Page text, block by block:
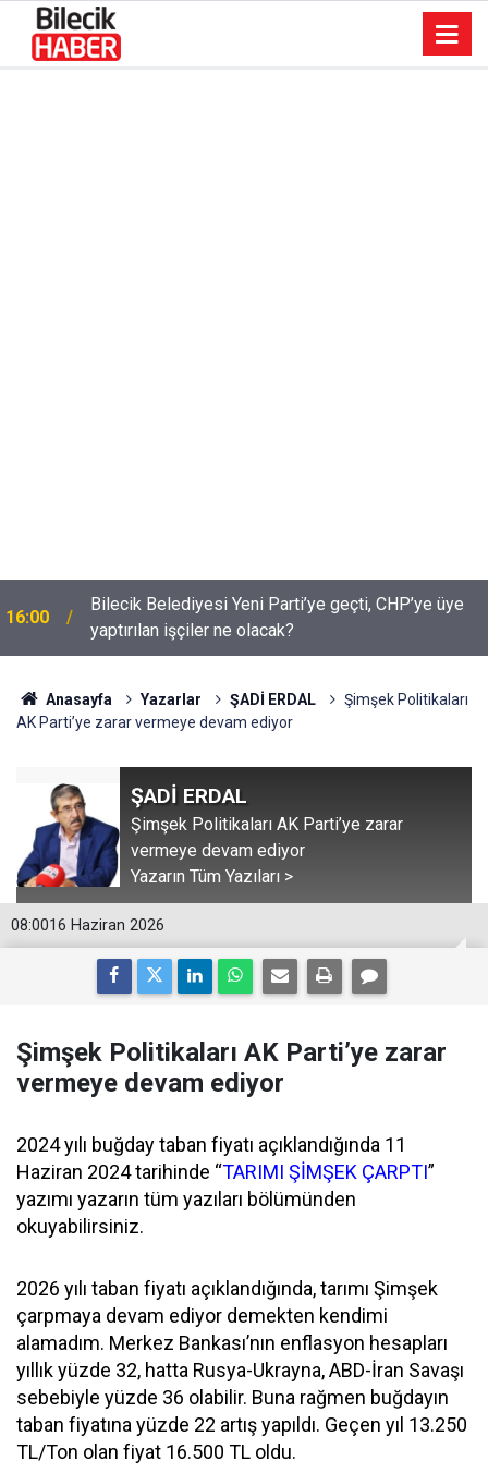
16:00
Bilecik Belediyesi Yeni Parti’ye geçti, CHP’ye üye
yaptırılan işçiler ne olacak?
Anasayfa Yazarlar ŞADİ ERDAL
Şimşek Politikaları
AK Parti’ye zarar vermeye devam ediyor
ŞADİ ERDAL
Şimşek Politikaları AK Parti’ye zarar
vermeye devam ediyor
Yazarın Tüm Yazıları >
08:0016 Haziran 2026
Şimşek Politikaları AK Parti’ye zarar
vermeye devam ediyor
2024 yılı buğday taban fiyatı açıklandığında 11
Haziran 2024 tarihinde “TARIMI ŞİMŞEK ÇARPTI”
yazımı yazarın tüm yazıları bölümünden
okuyabilirsiniz.
2026 yılı taban fiyatı açıklandığında, tarımı Şimşek
çarpmaya devam ediyor demekten kendimi
alamadım. Merkez Bankası’nın enflasyon hesapları
yıllık yüzde 32, hatta Rusya-Ukrayna, ABD-İran Savaşı
sebebiyle yüzde 36 olabilir. Buna rağmen buğdayın
taban fiyatına yüzde 22 artış yapıldı. Geçen yıl 13.250
TL/Ton olan fiyat 16.500 TL oldu.